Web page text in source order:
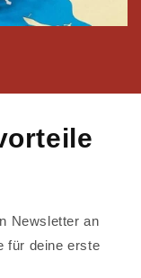
Newsletter an
für deine erste